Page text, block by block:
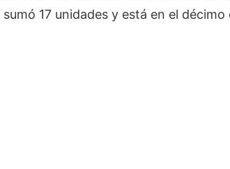
17 unidades y está en el